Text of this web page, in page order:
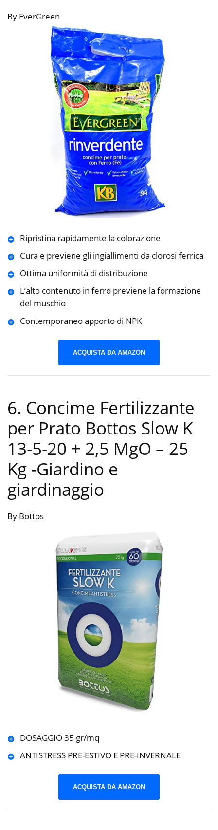
By EverGreen
Ripristina rapidamente la colorazione
Cura e previene gli ingiallimenti da clorosi ferrica
Ottima uniformità di distribuzione
L’alto contenuto in ferro previene la formazione
del muschio
Contemporaneo apporto di NPK
ACQUISTA DA AMAZON
6. Concime Fertilizzante
per Prato Bottos Slow K
13-5-20 + 2,5 MgO – 25
Kg -Giardino e
giardinaggio
By Bottos
DOSAGGIO 35 gr/mq
ANTISTRESS PRE-ESTIVO E PRE-INVERNALE
ACQUISTA DA AMAZON